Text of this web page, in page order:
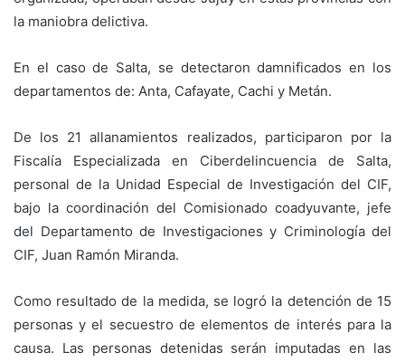
la maniobra delictiva.
En el caso de Salta, se detectaron damnificados en los
departamentos de: Anta, Cafayate, Cachi y Metán.
De los 21 allanamientos realizados, participaron por la
Fiscalía Especializada en Ciberdelincuencia de Salta,
personal de la Unidad Especial de Investigación del CIF,
bajo la coordinación del Comisionado coadyuvante, jefe
del Departamento de Investigaciones y Criminología del
CIF, Juan Ramón Miranda.
Como resultado de la medida, se logró la detención de 15
personas y el secuestro de elementos de interés para la
causa. Las personas detenidas serán imputadas en las